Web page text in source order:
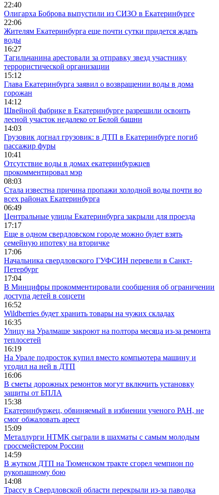
22:40
Олигарха Боброва выпустили из СИЗО в Екатеринбурге
22:06
Жителям Екатеринбурга еще почти сутки придется ждать
воды
16:27
Тагильчанина арестовали за отправку звезд участнику
террористической организации
15:12
Глава Екатеринбурга заявил о возвращении воды в дома
горожан
14:12
Швейной фабрике в Екатеринбурге разрешили освоить
лесной участок недалеко от Белой башни
14:03
Грузовик догнал грузовик: в ДТП в Екатеринбурге погиб
пассажир фуры
10:41
Отсутствие воды в домах екатеринбуржцев
прокомментировал мэр
08:03
Стала известна причина пропажи холодной воды почти во
всех районах Екатеринбурга
06:49
Центральные улицы Екатеринбурга закрыли для проезда
17:17
Еще в одном свердловском городе можно будет взять
семейную ипотеку на вторичке
17:06
Начальника свердловского ГУФСИН перевели в Санкт-
Петербург
17:04
В Минцифры прокомментировали сообщения об ограничении
доступа детей в соцсети
16:52
Wildberries будет хранить товары на чужих складах
16:35
Улицу на Уралмаше закроют на полтора месяца из-за ремонта
теплосетей
16:19
На Урале подросток купил вместо компьютера машину и
угодил на ней в ДТП
16:06
В сметы дорожных ремонтов могут включить установку
защиты от БПЛА
15:38
Екатеринбуржец, обвиняемый в избиении ученого РАН, не
смог обжаловать арест
15:09
Металлурги НТМК сыграли в шахматы с самым молодым
гроссмейстером России
14:59
В жутком ДТП на Тюменском тракте сгорел чемпион по
рукопашному бою
14:08
Трассу в Свердловской области перекрыли из-за паводка